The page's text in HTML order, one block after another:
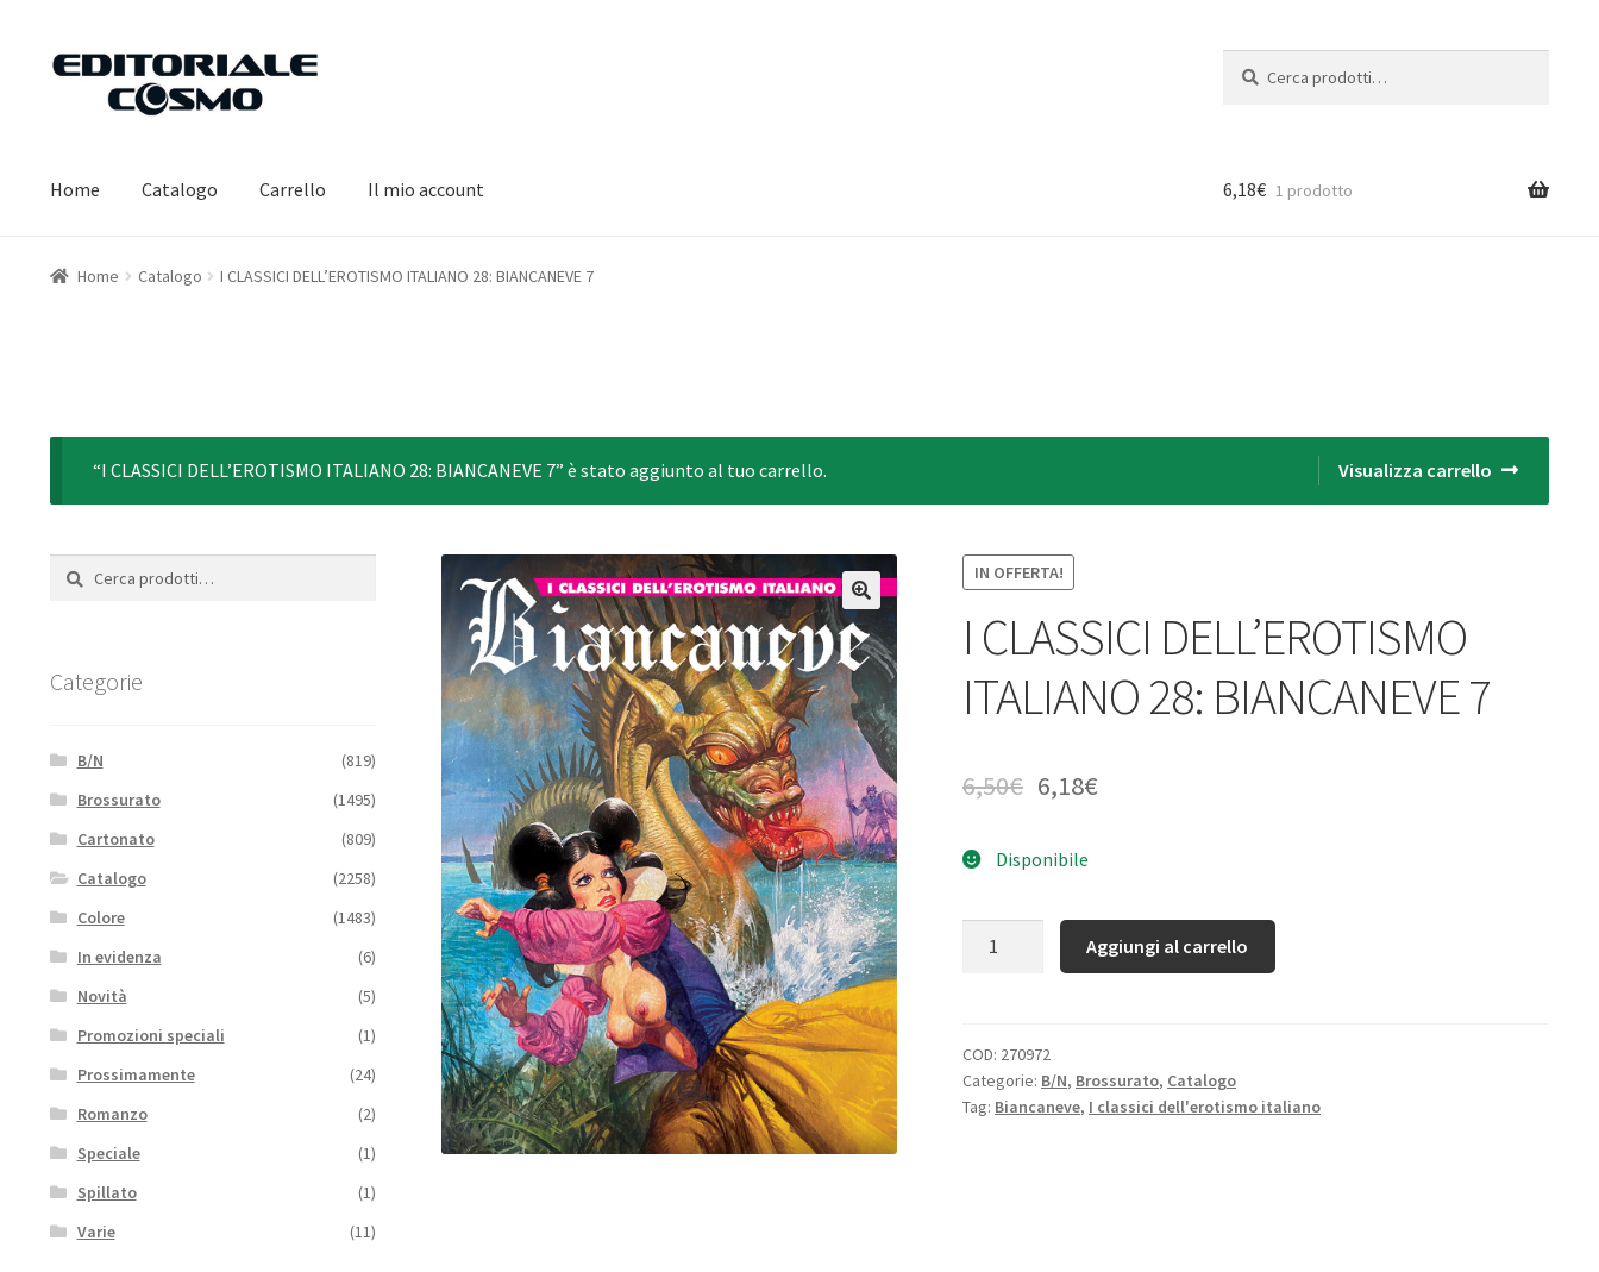
Vai
navigazione
Vai
Home Catalogo Carrello Il mio account 6,18€ 1 prodotto
Home Catalogo I CLASSICI DELL’EROTISMO ITALIANO 28: BIANCANEVE 7
Visualizza carrello
“I CLASSICI DELL’EROTISMO ITALIANO 28: BIANCANEVE 7” è stato aggiunto al tuo carrello.
IN OFFERTA!
I CLASSICI DELL’EROTISMO
ITALIANO 28: BIANCANEVE 7
6,50€ 6,18€
Disponibile
Aggiungi al carrello
COD: 270972
Categorie: B/N, Brossurato, Catalogo
Tag: Biancaneve, I classici dell'erotismo italiano
Cerca:
Cerca
Categorie
B/N
(819)
Brossurato
(1495)
Cartonato
(809)
Catalogo
(2258)
Colore
(1483)
In evidenza
(6)
Novità
(5)
Promozioni speciali
(1)
Prossimamente
(24)
Romanzo
(2)
Speciale
(1)
Spillato
(1)
Varie
(11)